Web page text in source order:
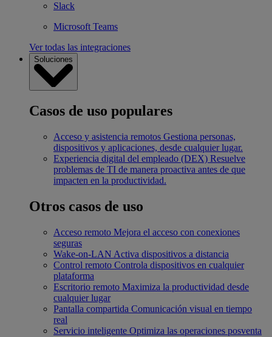
Slack
Microsoft Teams
Ver todas las integraciones
Soluciones
Casos de uso populares
Acceso y asistencia remotos Gestiona personas,
dispositivos y aplicaciones, desde cualquier lugar.
Experiencia digital del empleado (DEX) Resuelve
problemas de TI de manera proactiva antes de que
impacten en la productividad.
Otros casos de uso
Acceso remoto Mejora el acceso con conexiones
seguras
Wake-on-LAN Activa dispositivos a distancia
Control remoto Controla dispositivos en cualquier
plataforma
Escritorio remoto Maximiza la productividad desde
cualquier lugar
Pantalla compartida Comunicación visual en tiempo
real
Servicio inteligente Optimiza las operaciones posventa